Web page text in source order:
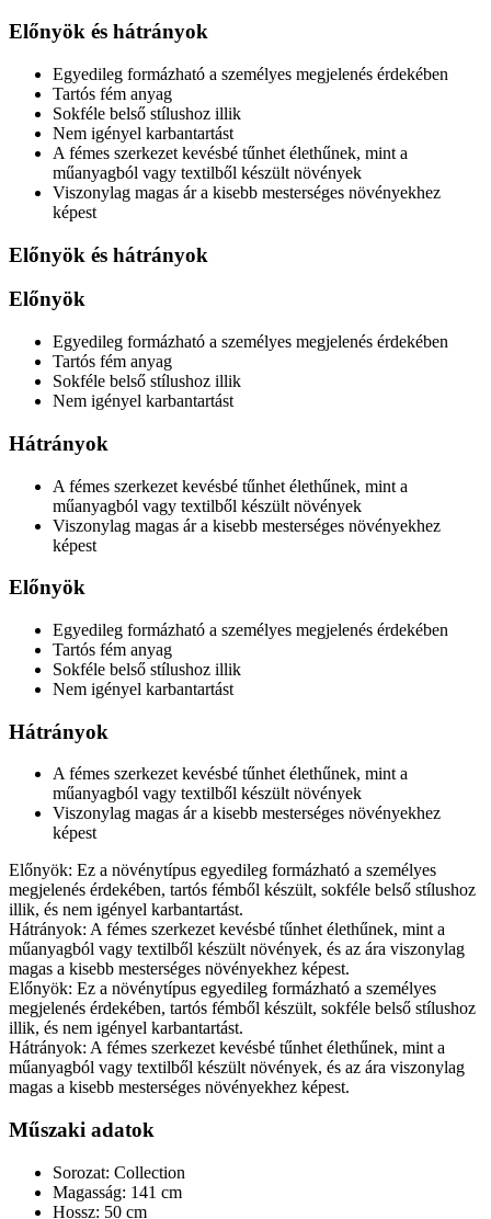
Előnyök és hátrányok
Egyedileg formázható a személyes megjelenés érdekében
Tartós fém anyag
Sokféle belső stílushoz illik
Nem igényel karbantartást
A fémes szerkezet kevésbé tűnhet élethűnek, mint a
műanyagból vagy textilből készült növények
Viszonylag magas ár a kisebb mesterséges növényekhez
képest
Előnyök és hátrányok
Előnyök
Egyedileg formázható a személyes megjelenés érdekében
Tartós fém anyag
Sokféle belső stílushoz illik
Nem igényel karbantartást
Hátrányok
A fémes szerkezet kevésbé tűnhet élethűnek, mint a
műanyagból vagy textilből készült növények
Viszonylag magas ár a kisebb mesterséges növényekhez
képest
Előnyök
Egyedileg formázható a személyes megjelenés érdekében
Tartós fém anyag
Sokféle belső stílushoz illik
Nem igényel karbantartást
Hátrányok
A fémes szerkezet kevésbé tűnhet élethűnek, mint a
műanyagból vagy textilből készült növények
Viszonylag magas ár a kisebb mesterséges növényekhez
képest
Előnyök: Ez a növénytípus egyedileg formázható a személyes
megjelenés érdekében, tartós fémből készült, sokféle belső stílushoz
illik, és nem igényel karbantartást.
Hátrányok: A fémes szerkezet kevésbé tűnhet élethűnek, mint a
műanyagból vagy textilből készült növények, és az ára viszonylag
magas a kisebb mesterséges növényekhez képest.
Előnyök: Ez a növénytípus egyedileg formázható a személyes
megjelenés érdekében, tartós fémből készült, sokféle belső stílushoz
illik, és nem igényel karbantartást.
Hátrányok: A fémes szerkezet kevésbé tűnhet élethűnek, mint a
műanyagból vagy textilből készült növények, és az ára viszonylag
magas a kisebb mesterséges növényekhez képest.
Műszaki adatok
Sorozat: Collection
Magasság: 141 cm
Hossz: 50 cm